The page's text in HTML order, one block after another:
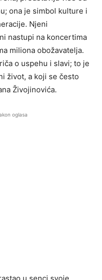
ona je simbol kulture i
Njeni
nastupi na koncertima
miliona obožavatelja.
o uspehu i slavi; to je
život, a koji se često
Živojinovića.
oglasa